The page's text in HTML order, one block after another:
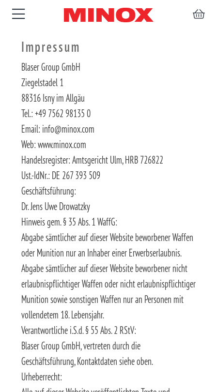
ZIELFERNROHRE FERNGLÄSER
Impressum
Blaser Group GmbH
Ziegelstadel 1
88316 Isny im Allgäu
Tel.: +49 7562 98135 0
Email: info@minox.com
Web: www.minox.com
Handelsregister: Amtsgericht Ulm, HRB 726822
Ust.-IdNr.: DE 267 393 509
Geschäftsführung:
Dr. Jens Uwe Drowatzky
Hinweis gem. § 35 Abs. 1 WaffG:
Abgabe sämtlicher auf dieser Website beworbener Waffen
oder Munition nur an Inhaber einer Erwerbserlaubnis.
Abgabe sämtlicher auf dieser Website beworbener nicht
erlaubnispflichtiger Waffen oder nicht erlaubnispflichtiger
Munition sowie sonstigen Waffen nur an Personen mit
vollendetem 18. Lebensjahr.
Verantwortliche i.S.d. § 55 Abs. 2 RStV:
Blaser Group GmbH, vertreten durch die
Geschäftsführung, Kontaktdaten siehe oben.
Urheberrecht: